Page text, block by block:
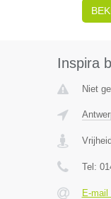
Inspira
Niet
Tel:
E-mail